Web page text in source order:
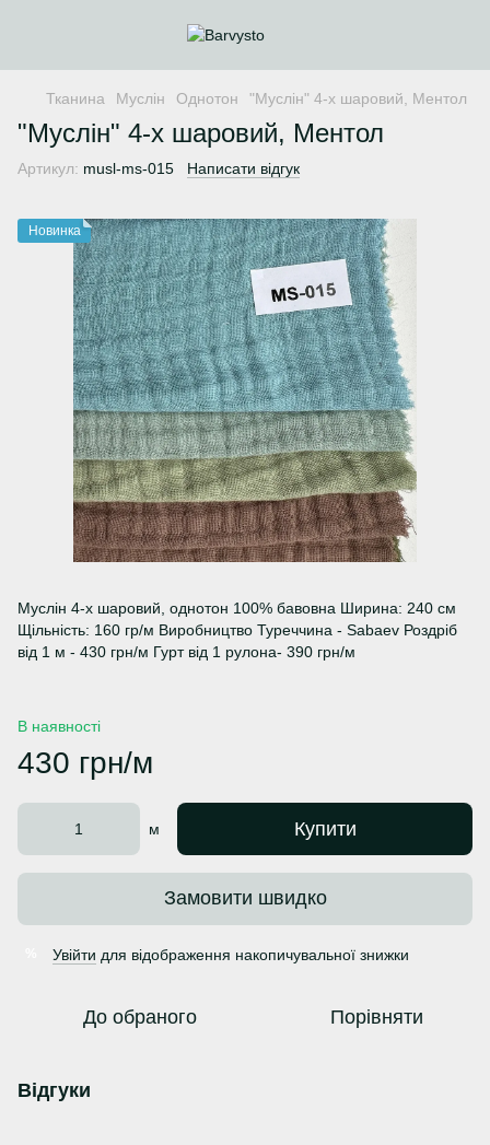
Тканина Муслін Однотон "Муслін" 4-х шаровий, Ментол
"Муслін" 4-х шаровий, Ментол
Артикул: musl-ms-015 Написати відгук
Новинка
Муслін 4-х шаровий, однотон 100% бавовна Ширина: 240 см
Щільність: 160 гр/м Виробництво Туреччина - Sabaev Роздріб
від 1 м - 430 грн/м Гурт від 1 рулона- 390 грн/м
В наявності
430 грн/м
м Купити
Замовити швидко
Увійти для відображення накопичувальної знижки
До обраного Порівняти
Відгуки